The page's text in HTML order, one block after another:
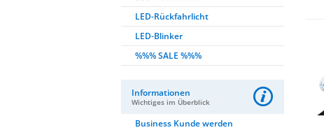
LED-Rückfahrlicht
LED-Blinker
%%% SALE %%%
Informationen
Wichtiges im Überblick
Business Kunde werden